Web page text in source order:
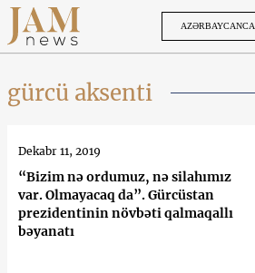
AZƏRBAYCANCA
gürcü aksenti
“Bizim nə ordumuz, nə silahımız
var. Olmayacaq da”. Gürcüstan
prezidentinin növbəti qalmaqallı
bəyanatı
Dekabr 11, 2019